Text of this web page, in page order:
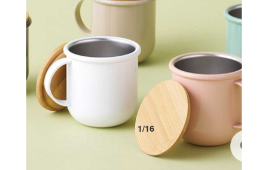
1/16